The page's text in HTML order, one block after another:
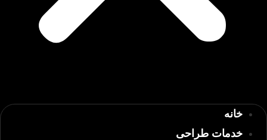
خانه
خدمات طراحی